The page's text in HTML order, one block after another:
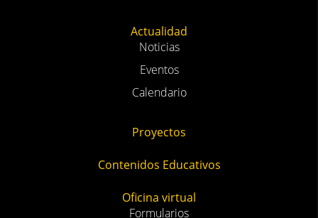
Actualidad
Noticias
Eventos
Calendario
Proyectos
Contenidos Educativos
Oficina virtual
Formularios